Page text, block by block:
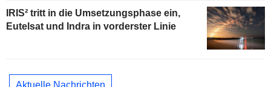
IRIS² tritt in die Umsetzungsphase ein,
Eutelsat und Indra in vorderster Linie
Aktuelle Nachrichten